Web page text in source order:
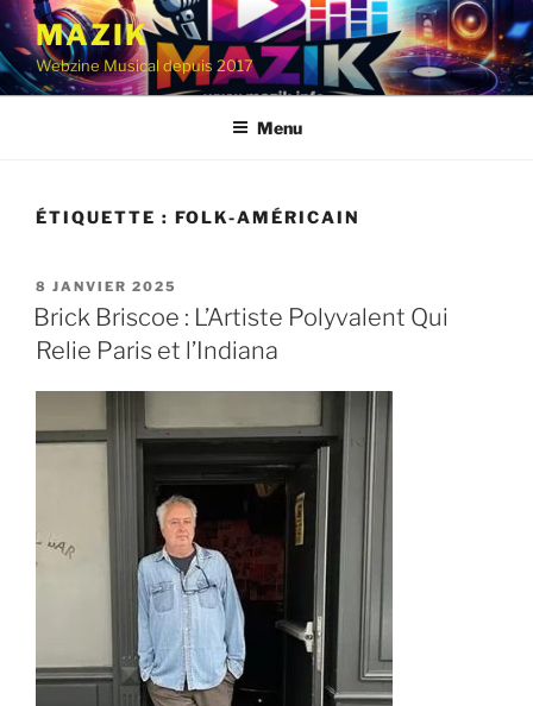
Aller
contenu
principal
MAZIK
Webzine Musical depuis 2017
Menu
ÉTIQUETTE : FOLK-AMÉRICAIN
PUBLIÉ
LE
8 JANVIER 2025
Brick Briscoe : L’Artiste Polyvalent Qui
Relie Paris et l’Indiana